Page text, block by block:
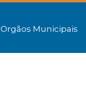
Orgãos Municipais